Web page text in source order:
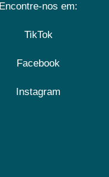
Encontre-nos em:
TikTok
Facebook
Instagram